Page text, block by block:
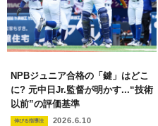
NPBジュニア合格の「鍵」はどこ
に? 元中日Jr.監督が明かす...“技術
以前”の評価基準
伸びる指導法 2026.6.10